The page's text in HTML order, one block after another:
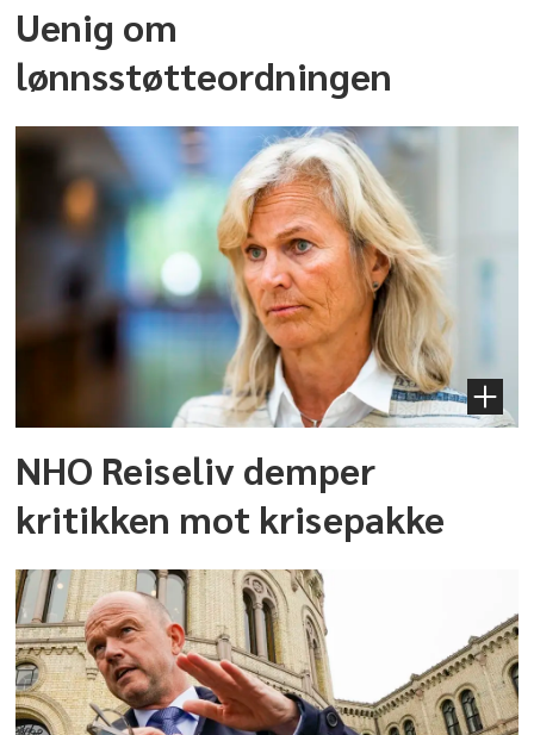
Uenig om
lønnsstøtteordningen
NHO Reiseliv demper
kritikken mot krisepakke